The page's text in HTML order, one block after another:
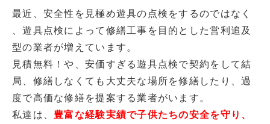
最近、安全性を見極め遊具の点検をするのではなく
、遊具点検によって修繕工事を目的とした営利追及
型の業者が増えています。
見積無料！や、安価すぎる遊具点検で契約をして結
局、修繕しなくても大丈夫な場所を修繕したり、過
度で高価な修繕を提案する業者がいます。
私達は、 豊富な経験実績で子供たちの安全を守り、